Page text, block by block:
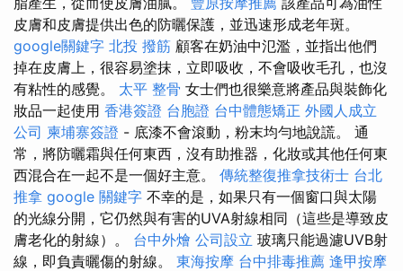
皮膚和皮膚提供出色的防曬保護，並迅速形成老年斑。
google關鍵字 北投 撥筋 顧客在奶油中氾濫，並指出他們
掉在皮膚上，很容易塗抹，立即吸收，不會吸收毛孔，也沒
有粘性的感覺。 太平 整骨 女士們也很樂意將產品與裝飾化
妝品一起使用 香港簽證 台胞證 台中體態矯正 外國人成立
公司 柬埔寨簽證 - 底漆不會滾動，粉末均勻地說謊。 通
常，將防曬霜與任何東西，沒有助推器，化妝或其他任何東
西混合在一起不是一個好主意。 傳統整復推拿技術士 台北
推拿 google 關鍵字 不幸的是，如果只有一個窗口與太陽
的光線分開，它仍然與有害的UVA射線相同（這些是導致皮
膚老化的射線）。 台中外燴 公司設立 玻璃只能過濾UVB射
線，即負責曬傷的射線。 東海按摩 台中排毒推薦 逢甲按摩